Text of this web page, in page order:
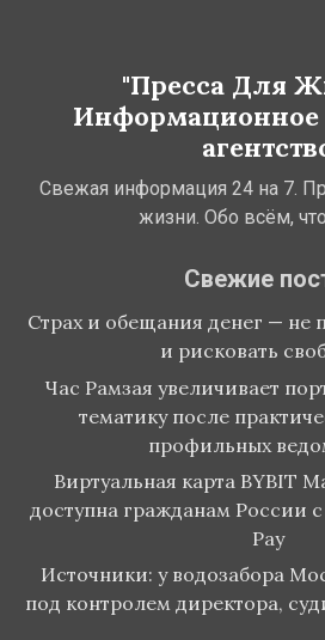
"Пресса Для
Информационное
Свежая информация 24 на 7.
жизни. Обо всём,
Свежие
Страх и обещания денег — не
и рисковать
Час Рамзая увеличивает
тематику после
профильных
Виртуальная карта BYBIT
доступна гражданам России
Pay
Источники: у водозабора
под контролем директора,